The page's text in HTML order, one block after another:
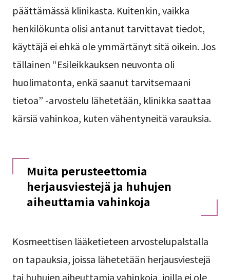
päättämässä klinikasta. Kuitenkin, vaikka
henkilökunta olisi antanut tarvittavat tiedot,
käyttäjä ei ehkä ole ymmärtänyt sitä oikein. Jos
tällainen “Esileikkauksen neuvonta oli
huolimatonta, enkä saanut tarvitsemaani
tietoa” -arvostelu lähetetään, klinikka saattaa
kärsiä vahinkoa, kuten vähentyneitä varauksia.
Muita perusteettomia
herjausviestejä ja huhujen
aiheuttamia vahinkoja
Kosmeettisen lääketieteen arvostelupalstalla
on tapauksia, joissa lähetetään herjausviestejä
tai huhujen aiheuttamia vahinkoja, joilla ei ole